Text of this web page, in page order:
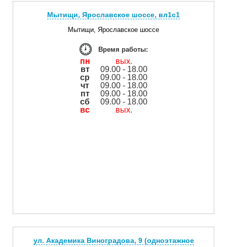
Мытищи, Ярославское шоссе, вл1с1
Мытищи, Ярославское шоссе
Время работы:
пн
вых.
вт
09.00 - 18.00
ср
09.00 - 18.00
чт
09.00 - 18.00
пт
09.00 - 18.00
сб
09.00 - 18.00
вс
вых.
ул. Академика Виноградова, 9 (одноэтажное